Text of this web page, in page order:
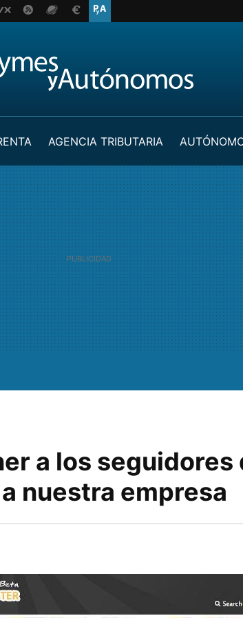
AGENCIA TRIBUTARIA
a los seguidores
nuestra empresa